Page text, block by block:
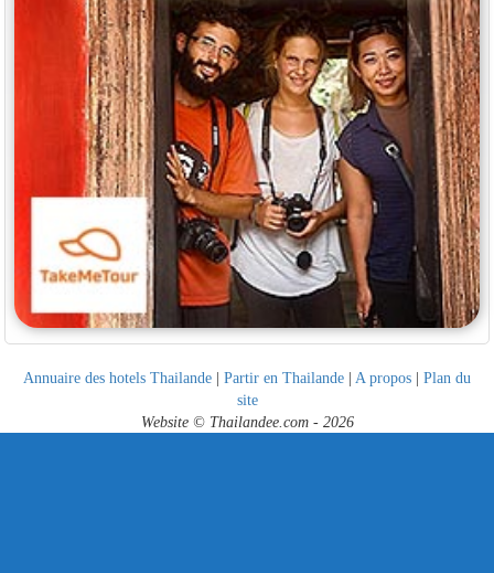
Annuaire des hotels Thailande | Partir en Thailande | A propos | Plan du
site
Website © Thailandee.com - 2026